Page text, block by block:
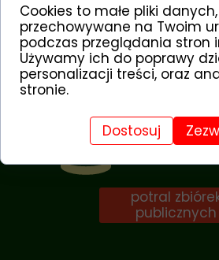
potral
publicznych
ze zbiórek
rok 2021
rok 2022
Cookies to małe pliki
przechowywane na Twoim
podczas przeglądania stron
Używamy ich do poprawy
personalizacji treści, oraz
stronie.
Dostosuj